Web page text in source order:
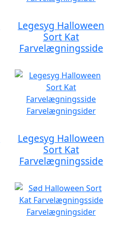
Legesyg Halloween
Sort Kat
Farvelægningsside
Legesyg Halloween
Sort Kat
Farvelægningsside